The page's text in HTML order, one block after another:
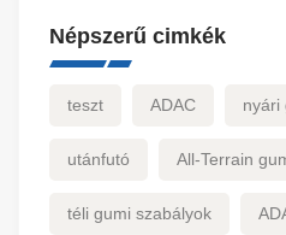
Népszerű cimkék
teszt ADAC nyári
utánfutó All-Terrain
téli gumi szabályok